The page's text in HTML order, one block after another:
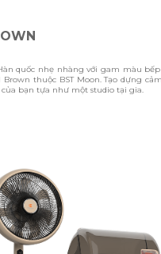
quốc nhẹ nhàng với gam màu
thuộc BST Moon. Tạo dựng
của bạn tựa như một studio tại gia.